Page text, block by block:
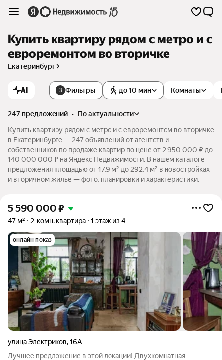
Купить квартиру рядом с метро и с
евроремонтом во вторичке
Екатеринбург
AI 3 Фильтры Комнаты
до 10 мин
247 предложений •
по актуальности
Купить квартиру рядом с метро и с евроремонтом во вторичке
в Екатеринбурге — 247 объявлений от агентств и
собственников по продаже квартир по цене от 2 950 000 ₽ до
140 000 000 ₽ на Яндекс Недвижимости. В нашем каталоге
предложения площадью от 17,9 м² до 292,4 м² в новостройках
и вторичном жилье — фото, планировки и характеристики.
5 590 000 ₽
47 м² 2-комн. квартира 1 этаж из 4
онлайн показ
улица Электриков,16А
Лучшее предложение в этой локации! Двухкомнатная